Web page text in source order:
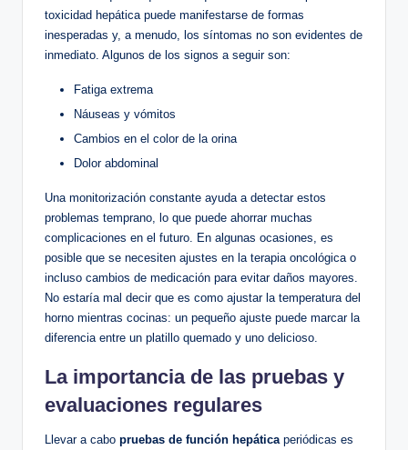
toxicidad hepática puede manifestarse de formas
inesperadas y, a menudo, los síntomas no son evidentes de
inmediato. Algunos de los signos a seguir son:
Fatiga extrema
Náuseas y vómitos
Cambios en el color de la orina
Dolor abdominal
Una monitorización constante ayuda a detectar estos
problemas temprano, lo que puede ahorrar muchas
complicaciones en el futuro. En algunas ocasiones, es
posible que se necesiten ajustes en la terapia oncológica o
incluso cambios de medicación para evitar daños mayores.
No estaría mal decir que es como ajustar la temperatura del
horno mientras cocinas: un pequeño ajuste puede marcar la
diferencia entre un platillo quemado y uno delicioso.
La importancia de las pruebas y
evaluaciones regulares
Llevar a cabo pruebas de función hepáticaperiódicas es